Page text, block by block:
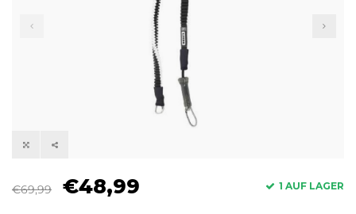
€69,99 €48,99 1 AUF LAGER